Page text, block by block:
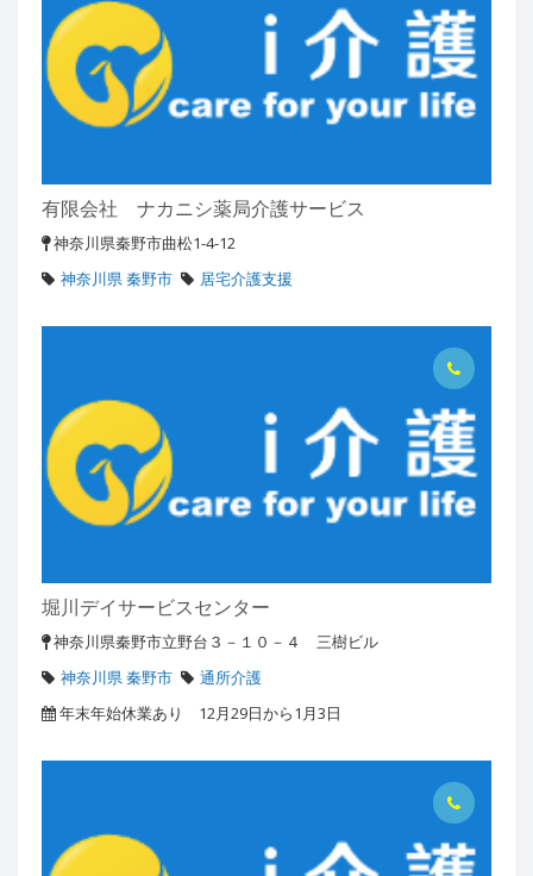
有限会社 ナカニシ薬局介護サービス
神奈川県秦野市曲松1-4-12
神奈川県 秦野市
居宅介護支援
堀川デイサービスセンター
神奈川県秦野市立野台３－１０－４ 三樹ビル
神奈川県 秦野市
通所介護
年末年始休業あり 12月29日から1月3日